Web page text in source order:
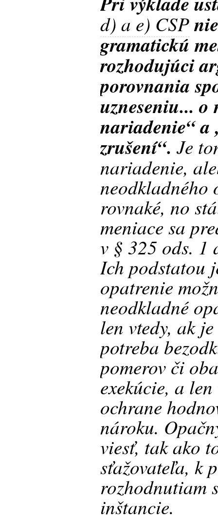
d) a e) CSP
gramatickú
rozhodujúci
porovnania
uzneseniu...
nariadenie“ a
zrušení“.Je
nariadenie,
neodkladného
rovnaké, no
meniace sa
v § 325 ods. 1
Ich podstatou
opatrenie
neodkladné
len vtedy, ak
potreba
pomerov či
exekúcie, a
ochrane
nároku.
viesť, tak ako
sťažovateľa, k
rozhodnutiam
inštancie.